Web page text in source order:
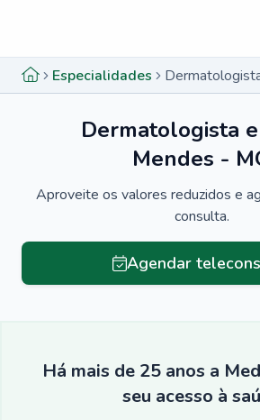
Especialidades
Dermatologista
Mendes -
Aproveite os valores reduzidos e
consulta.
Agendar
Há mais de 25 anos a
seu acesso à